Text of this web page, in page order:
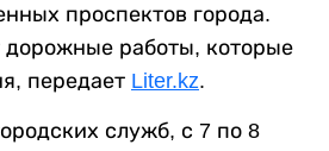
проспектов города.
дорожные работы, которые
передает Liter.kz.
служб, с 7 по 8